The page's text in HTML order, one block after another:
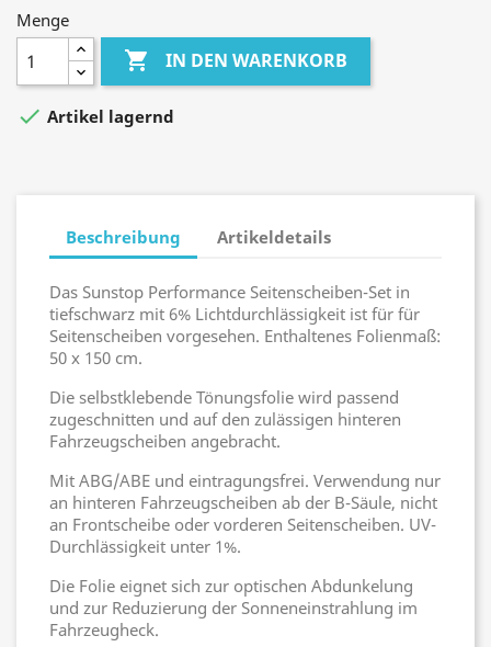
Menge
 IN DEN WARENKORB
 Artikel lagernd
Beschreibung Artikeldetails
Das Sunstop Performance Seitenscheiben-Set in
tiefschwarz mit 6% Lichtdurchlässigkeit ist für für
Seitenscheiben vorgesehen. Enthaltenes Folienmaß:
50 x 150 cm.
Die selbstklebende Tönungsfolie wird passend
zugeschnitten und auf den zulässigen hinteren
Fahrzeugscheiben angebracht.
Mit ABG/ABE und eintragungsfrei. Verwendung nur
an hinteren Fahrzeugscheiben ab der B-Säule, nicht
an Frontscheibe oder vorderen Seitenscheiben. UV-
Durchlässigkeit unter 1%.
Die Folie eignet sich zur optischen Abdunkelung
und zur Reduzierung der Sonneneinstrahlung im
Fahrzeugheck.